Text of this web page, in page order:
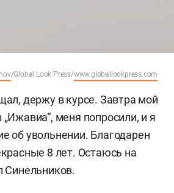
/Global Look Press/www.globallookpress.com
держу в курсе. Завтра мой
меня попросили, и я
об увольнении. Благодарен
8 лет. Остаюсь на
Синельников.